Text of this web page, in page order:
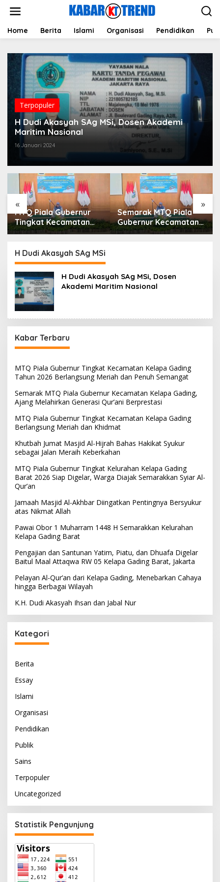
t
Home Berita Islami Organisasi Pendidikan
Terpopuler
H Dudi Akasyah SAg MSi, Dosen Akademi
Maritim Nasional
16 Januari 2024
« »
MTQ Piala Gubernur
Tingkat Kecamatan
Kelapa Gading Tahun
Meriah dan Penuh
Semangat
Semarak MTQ Piala
Gubernur Kecamatan
Kelapa Gading, Ajang
H Dudi Akasyah SAg MSi
H Dudi Akasyah SAg MSi, Dosen
Akademi Maritim Nasional
Kabar Terbaru
MTQ Piala Gubernur Tingkat Kecamatan Kelapa Gading
Tahun 2026 Berlangsung Meriah dan Penuh Semangat
Semarak MTQ Piala Gubernur Kecamatan Kelapa Gading,
Ajang Melahirkan Generasi Qur’ani Berprestasi
MTQ Piala Gubernur Tingkat Kecamatan Kelapa Gading
Berlangsung Meriah dan Khidmat
Khutbah Jumat Masjid Al-Hijrah Bahas Hakikat Syukur
sebagai Jalan Meraih Keberkahan
MTQ Piala Gubernur Tingkat Kelurahan Kelapa Gading
Barat 2026 Siap Digelar, Warga Diajak Semarakkan Syiar Al-
Qur’an
Jamaah Masjid Al-Akhbar Diingatkan Pentingnya Bersyukur
atas Nikmat Allah
Pawai Obor 1 Muharram 1448 H Semarakkan Kelurahan
Kelapa Gading Barat
Pengajian dan Santunan Yatim, Piatu, dan Dhuafa Digelar
Baitul Maal Attaqwa RW 05 Kelapa Gading Barat, Jakarta
Pelayan Al-Qur’an dari Kelapa Gading, Menebarkan Cahaya
hingga Berbagai Wilayah
K.H. Dudi Akasyah Ihsan dan Jabal Nur
Kategori
Berita
Essay
Islami
Organisasi
Pendidikan
Publik
Sains
Terpopuler
Uncategorized
Statistik Pengunjung